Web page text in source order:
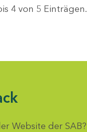
4 von 5 Einträgen.
Website der SAB?